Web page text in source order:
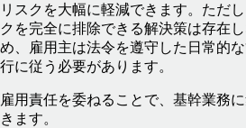
リスクを大幅に軽減できます。ただ
クを完全に排除できる解決策は存在
め、雇用主は法令を遵守した日常的
行に従う必要があります。
雇用責任を委ねることで、基幹業務
きます。